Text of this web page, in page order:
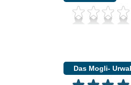
Das Mogli-